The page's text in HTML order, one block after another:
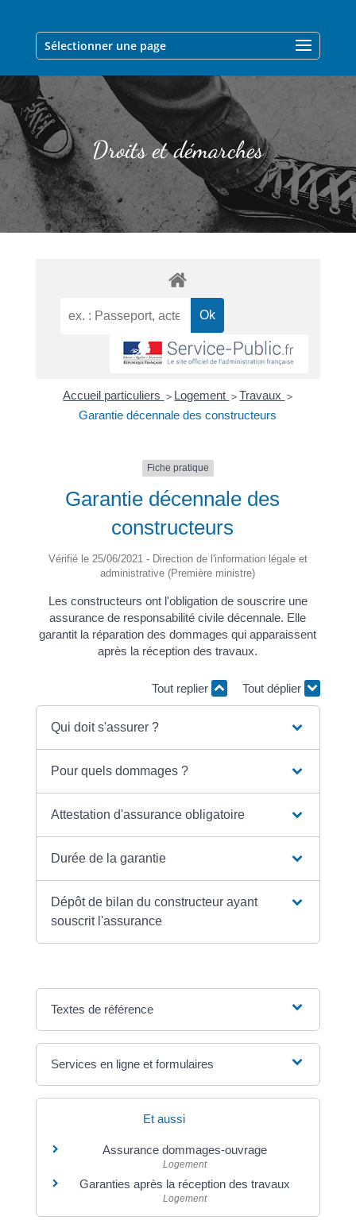
Sélectionner une page
Droits et démarches
Accueil particuliers > Logement > Travaux >
Garantie décennale des constructeurs
Fiche pratique
Garantie décennale des
constructeurs
Vérifié le 25/06/2021 - Direction de l'information légale et
administrative (Première ministre)
Les constructeurs ont l'obligation de souscrire une
assurance de responsabilité civile décennale. Elle
garantit la réparation des dommages qui apparaissent
après la réception des travaux.
Tout replier Tout déplier
Qui doit s'assurer ?
Pour quels dommages ?
Attestation d'assurance obligatoire
Durée de la garantie
Dépôt de bilan du constructeur ayant
souscrit l'assurance
Textes de référence
Services en ligne et formulaires
Et aussi
Assurance dommages-ouvrage
Logement
Garanties après la réception des travaux
Logement